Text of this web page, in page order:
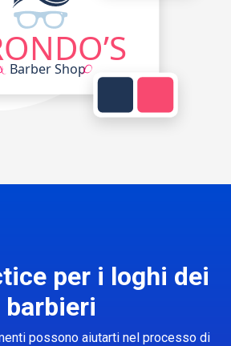
per i loghi dei
barbieri
possono aiutarti nel processo di